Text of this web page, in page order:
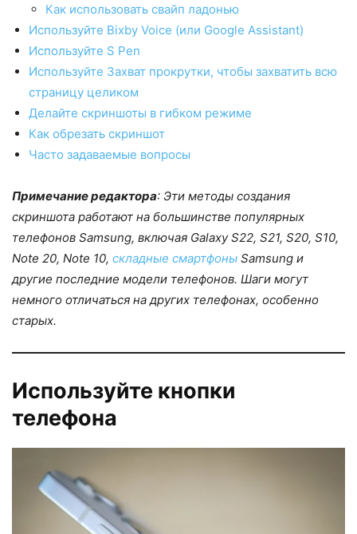
Как использовать свайп ладонью
Используйте Bixby Voice (или Google Assistant)
Используйте S Pen
Используйте Захват прокрутки, чтобы захватить всю
страницу целиком
Делайте скриншоты в гибком режиме
Как обрезать скриншот
Часто задаваемые вопросы
Примечание редактора: Эти методы создания
скриншота работают на большинстве популярных
телефонов Samsung, включая Galaxy S22, S21, S20, S10,
Note 20, Note 10, складные смартфоны Samsung и
другие последние модели телефонов. Шаги могут
немного отличаться на других телефонах, особенно
старых.
Используйте кнопки
телефона